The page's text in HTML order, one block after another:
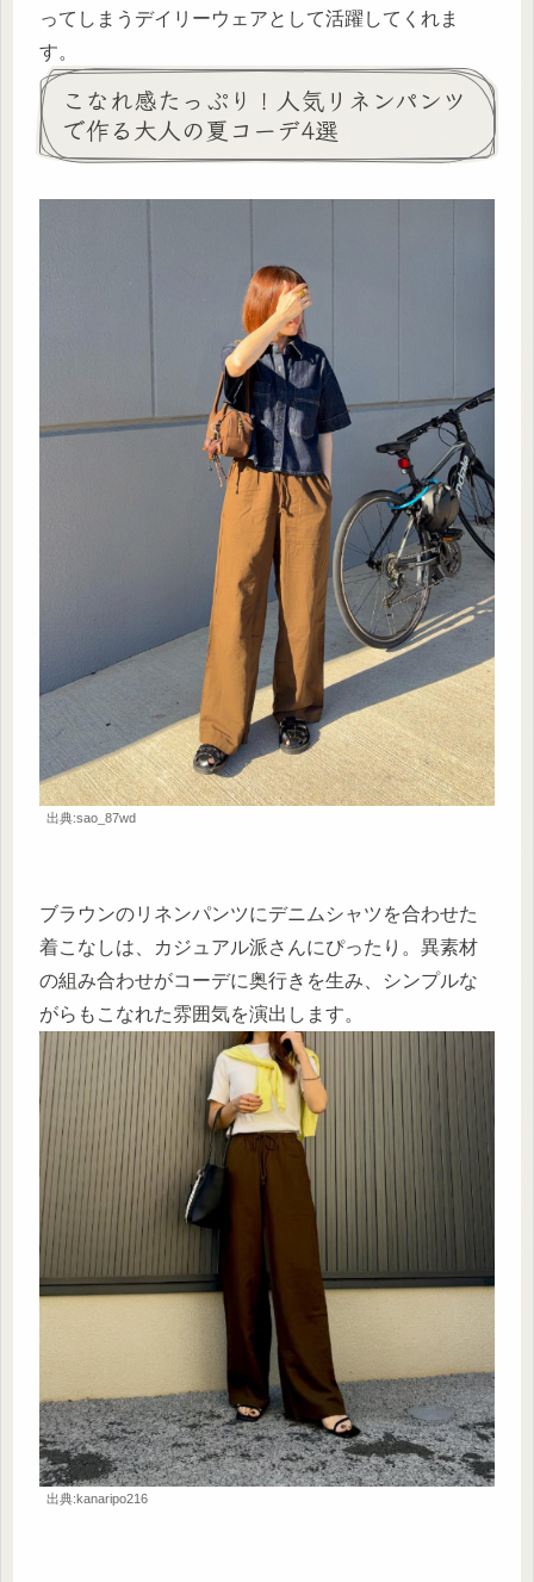
ってしまうデイリーウェアとして活躍してくれま
す。
こなれ感たっぷり！人気リネンパンツ
で作る大人の夏コーデ4選
出典:sao_87wd
ブラウンのリネンパンツにデニムシャツを合わせた
着こなしは、カジュアル派さんにぴったり。異素材
の組み合わせがコーデに奥行きを生み、シンプルな
がらもこなれた雰囲気を演出します。
出典:kanaripo216